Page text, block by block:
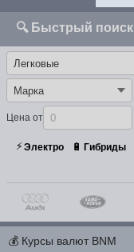
🔍 Быстрый поиск
Цена от
⚡Электро 🔋 Гибриды
💰 Курсы валют BNM